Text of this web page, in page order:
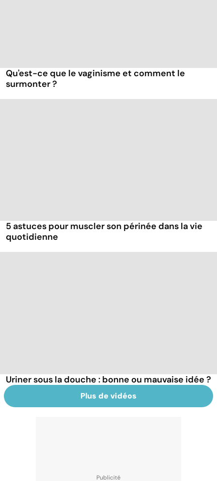
Qu'est-ce que le vaginisme et comment le
surmonter ?
5 astuces pour muscler son périnée dans la vie
quotidienne
Uriner sous la douche : bonne ou mauvaise idée ?
Plus de vidéos